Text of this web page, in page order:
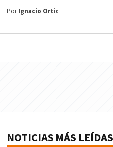
PorIgnacio Ortiz
NOTICIAS MÁS LEÍDAS